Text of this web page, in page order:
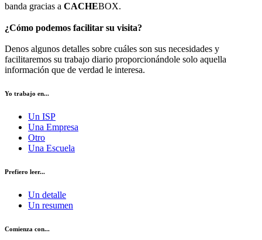
banda gracias a CACHEBOX.
¿Cómo podemos facilitar su visita?
Denos algunos detalles sobre cuáles son sus necesidades y
facilitaremos su trabajo diario proporcionándole solo aquella
información que de verdad le interesa.
Yo trabajo en...
Un ISP
Una Empresa
Otro
Una Escuela
Prefiero leer...
Un detalle
Un resumen
Comienza con...